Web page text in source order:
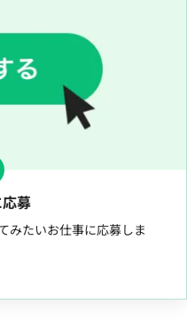
募
みたいお仕事に応募しま